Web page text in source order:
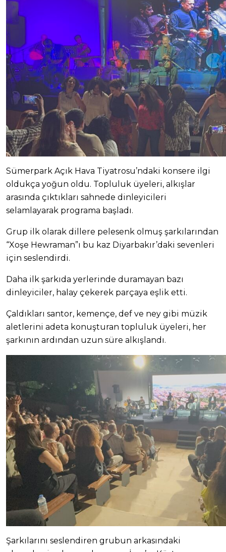
Sümerpark Açık Hava Tiyatrosu’ndaki konsere ilgi
oldukça yoğun oldu. Topluluk üyeleri, alkışlar
arasında çıktıkları sahnede dinleyicileri
selamlayarak programa başladı.
Grup ilk olarak dillere pelesenk olmuş şarkılarından
“Xoşe Hewraman”ı bu kaz Diyarbakır’daki sevenleri
için seslendirdi.
Daha ilk şarkıda yerlerinde duramayan bazı
dinleyiciler, halay çekerek parçaya eşlik etti.
Çaldıkları santor, kemençe, def ve ney gibi müzik
aletlerini adeta konuşturan topluluk üyeleri, her
şarkının ardından uzun süre alkışlandı.
Şarkılarını seslendiren grubun arkasındaki